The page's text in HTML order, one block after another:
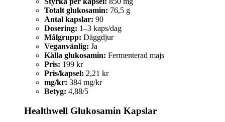
Totalt glukosamin: 76,5 g
Antal kapslar: 90
Dosering: 1–3 kaps/dag
Målgrupp: Däggdjur
Veganvänlig: Ja
Källa glukosamin: Fermenterad majs
Pris: 199 kr
Pris/kapsel: 2,21 kr
mg/kr: 384 mg/kr
Betyg: 4,88/5
Healthwell Glukosamin Kapslar